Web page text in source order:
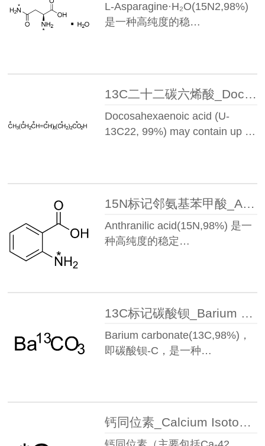
L-Asparagine·H₂O(15N2,98%)
是一种高纯度的稳…
13C二十二碳六烯酸_Docosahexaenoic acid(U-13C22,99%) may contain up to 5% DPA
Docosahexaenoic acid (U-
13C22, 99%) may contain up …
15N标记邻氨基苯甲酸_Anthranilic acid(15N,98%)丨108159-61-1
Anthranilic acid(15N,98%) 是一
种高纯度的稳定…
13C标记碳酸钡_Barium carbonate(13C,98%)丨51956-33-3
Barium carbonate(13C,98%)，
即碳酸钡-C，是一种…
钙同位素_Calcium Isotopes